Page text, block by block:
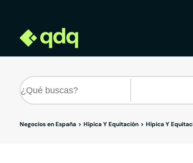
Negocios en España Hípica Y Equitación Hípica Y